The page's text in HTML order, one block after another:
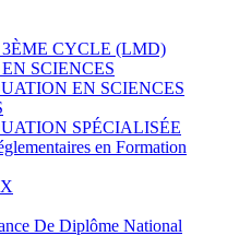
CYCLE (LMD)
SCIENCES
EN SCIENCES
SPÉCIALISÉE
en Formation
De Diplôme National